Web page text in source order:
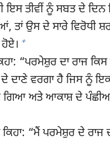
ਇਸ ਤੀਵੀਂ ਨੂੰ ਸਬਤ ਦੇ
ਉਸ ਦੇ ਸਾਰੇ ਵਿਰੋਧੀ
+
“ਪਰਮੇਸ਼ੁਰ ਦਾ ਰਾਜ
ਦਾਣੇ ਵਰਗਾ ਹੈ ਜਿਸ ਨੂੰ
ਗਿਆ ਅਤੇ ਆਕਾਸ਼ ਦੇ
“ਮੈਂ ਪਰਮੇਸ਼ੁਰ ਦੇ ਰਾਜ